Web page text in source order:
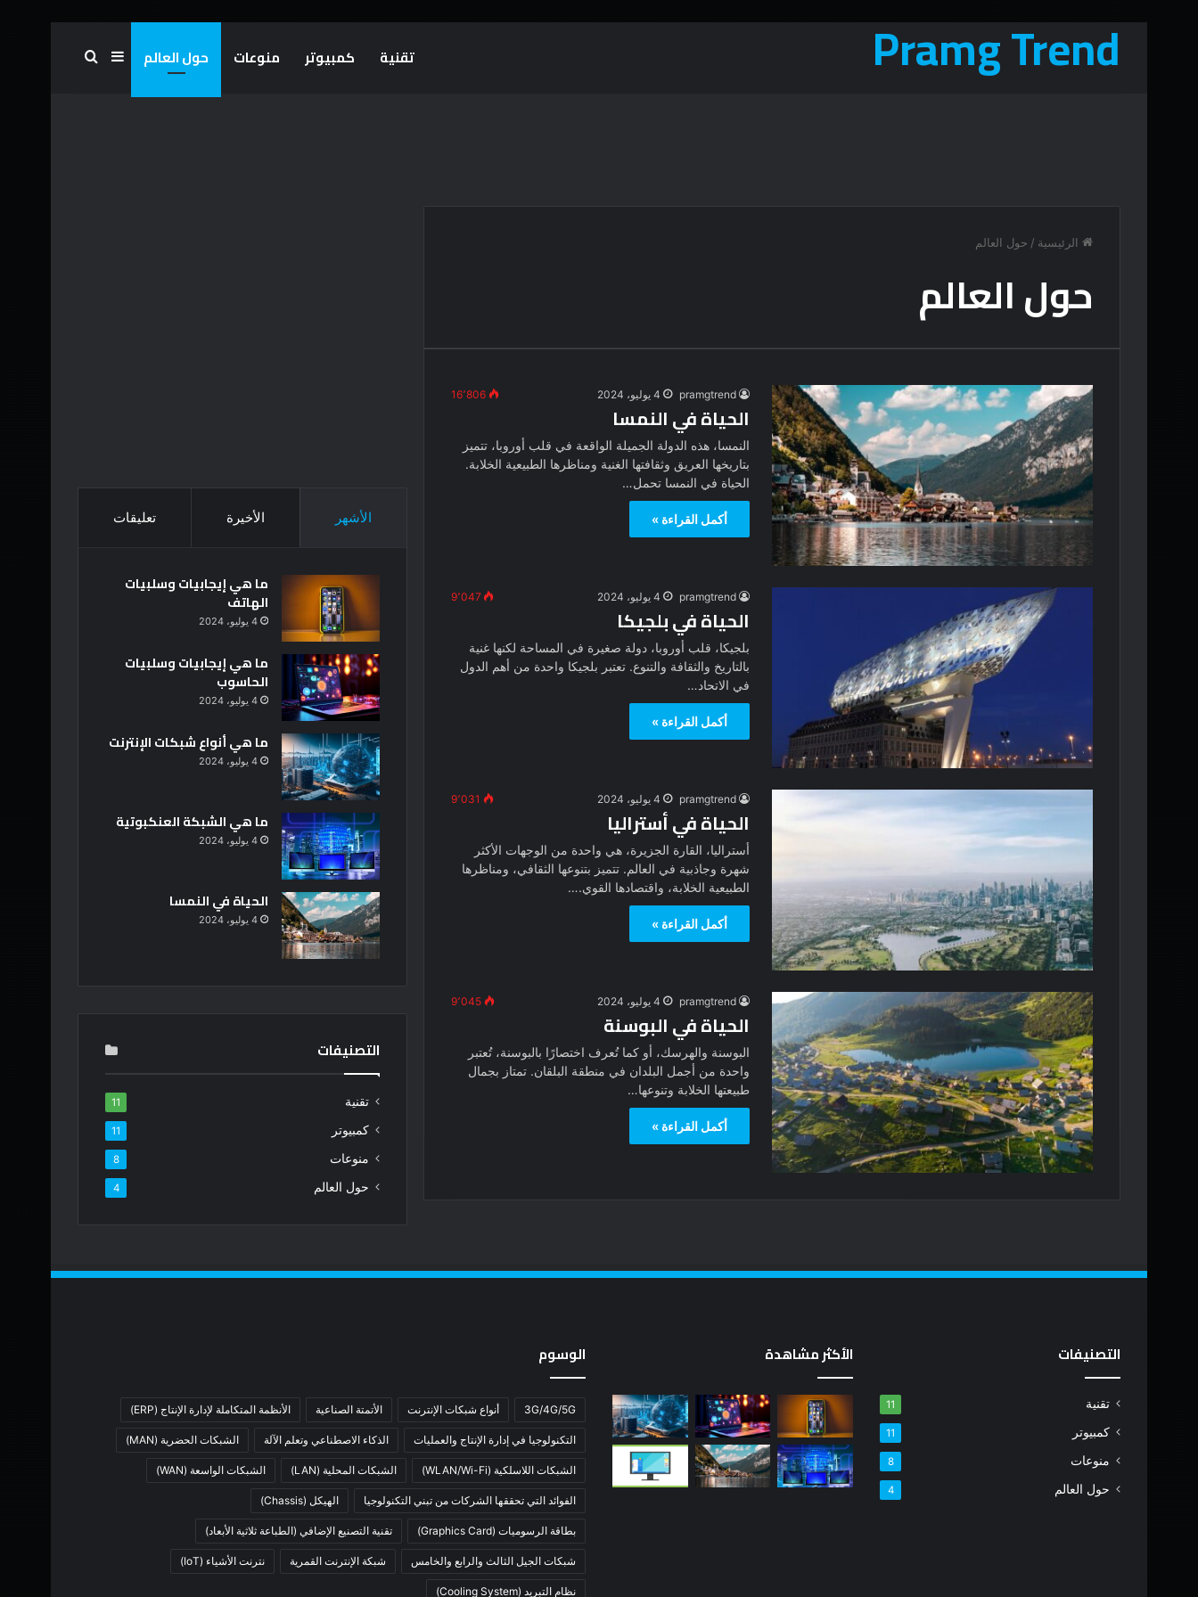
Pramg Trend تقنية كمبيوتر منوعات حول العالم إضافة عمود جانبي
بحث عن
الرئيسية / حول العالم
حول العالم
pramgtrend 4 يوليو، 2024 16٬806
الحياة في النمسا
النمسا، هذه الدولة الجميلة الواقعة في قلب أوروبا، تتميز
بتاريخها العريق وثقافتها الغنية ومناظرها الطبيعية الخلابة.
الحياة في النمسا تحمل…
أكمل القراءة »
pramgtrend 4 يوليو، 2024 9٬047
الحياة في بلجيكا
بلجيكا، قلب أوروبا، دولة صغيرة في المساحة لكنها غنية
بالتاريخ والثقافة والتنوع. تعتبر بلجيكا واحدة من أهم الدول
في الاتحاد…
أكمل القراءة »
pramgtrend 4 يوليو، 2024 9٬031
الحياة في أستراليا
أستراليا، القارة الجزيرة، هي واحدة من الوجهات الأكثر
شهرة وجاذبية في العالم. تتميز بتنوعها الثقافي، ومناظرها
الطبيعية الخلابة، واقتصادها القوي.…
أكمل القراءة »
pramgtrend 4 يوليو، 2024 9٬045
الحياة في البوسنة
البوسنة والهرسك، أو كما تُعرف اختصارًا بالبوسنة، تُعتبر
واحدة من أجمل البلدان في منطقة البلقان. تمتاز بجمال
طبيعتها الخلابة وتنوعها…
أكمل القراءة »
الأشهر الأخيرة تعليقات
ما هي إيجابيات وسلبيات
الهاتف
4 يوليو، 2024
ما هي إيجابيات وسلبيات
الحاسوب
4 يوليو، 2024
ما هي أنواع شبكات الإنترنت
4 يوليو، 2024
ما هي الشبكة العنكبوتية
4 يوليو، 2024
الحياة في النمسا
4 يوليو، 2024
التصنيفات
تقنية 11
كمبيوتر 11
منوعات 8
حول العالم 4
التصنيفات
تقنية 11
كمبيوتر 11
منوعات 8
حول العالم 4
الأكثر مشاهدة الوسوم
3G/4G/5G أنواع شبكات الإنترنت الأتمتة الصناعية الأنظمة المتكاملة لإدارة الإنتاج (ERP)
التكنولوجيا في إدارة الإنتاج والعمليات الذكاء الاصطناعي وتعلم الآلة الشبكات الحضرية (MAN)
الشبكات اللاسلكية (WLAN/Wi-Fi) الشبكات المحلية (LAN) الشبكات الواسعة (WAN)
الفوائد التي تحققها الشركات من تبني التكنولوجيا الهيكل (Chassis)
بطاقة الرسوميات (Graphics Card) تقنية التصنيع الإضافي (الطباعة ثلاثية الأبعاد)
شبكات الجيل الثالث والرابع والخامس شبكة الإنترنت القمرية نترنت الأشياء (IoT)
نظام التبريد (Cooling System)